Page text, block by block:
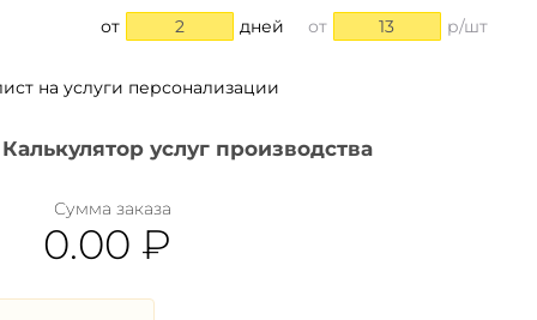
от 2 дней от 13 р/шт
на услуги персонализации
Калькулятор услуг производства
Сумма заказа
0.00 ₽